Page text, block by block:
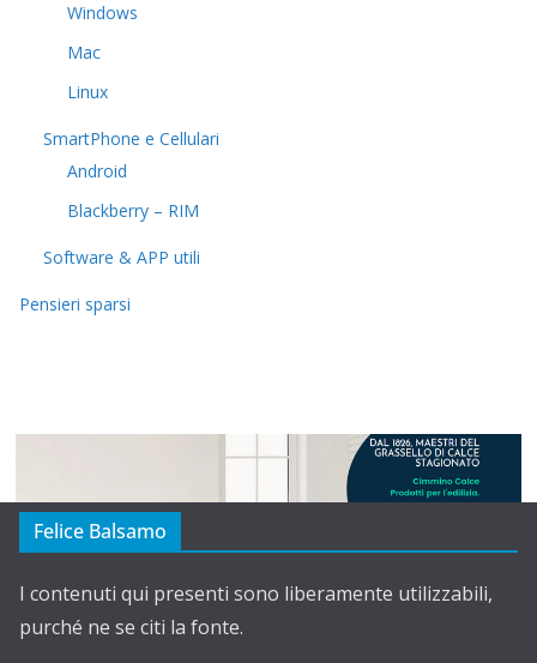
Windows
Mac
Linux
SmartPhone e Cellulari
Android
Blackberry – RIM
Software & APP utili
Pensieri sparsi
Felice Balsamo
I contenuti qui presenti sono liberamente utilizzabili,
purché ne se citi la fonte.